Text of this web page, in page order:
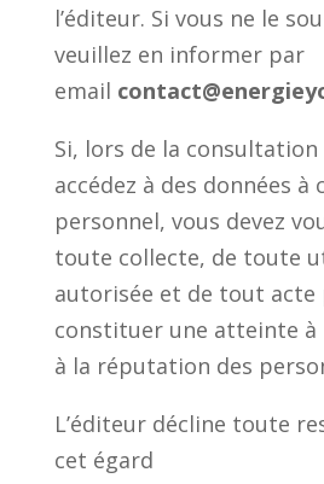
l’éditeur. Si vous ne le
veuillez en informer par
email
Si, lors de la
accédez à des données à
personnel, vous devez
toute collecte, de toute
autorisée et de tout acte
constituer une atteinte à
à la réputation des
L’éditeur décline toute
cet égard